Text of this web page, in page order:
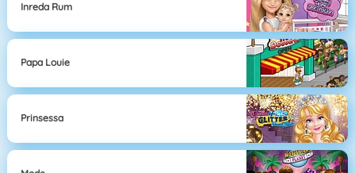
Inreda Rum
Papa Louie
Prinsessa